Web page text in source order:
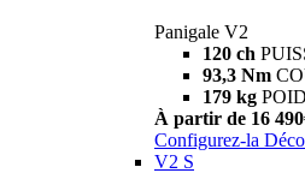
Panigale V2
120 ch
93,3 Nm
179 kg
À partir de 16
Configurez-la
V2 S